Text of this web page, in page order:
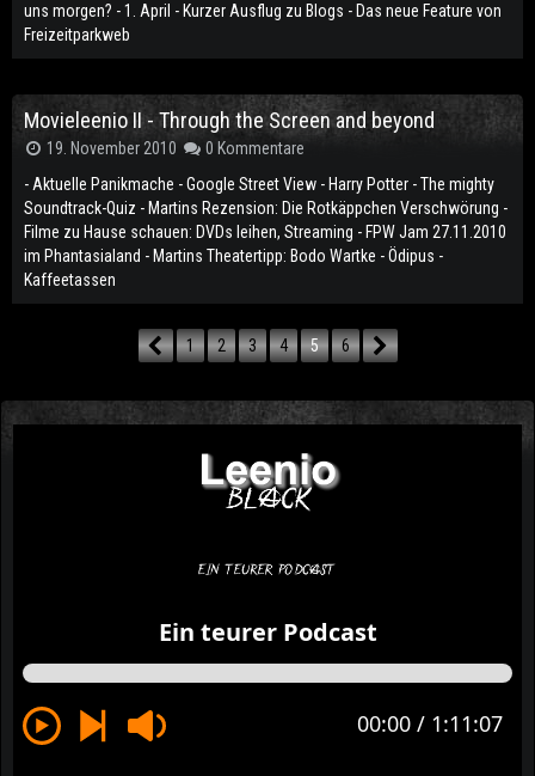
uns morgen? - 1. April - Kurzer Ausflug zu Blogs - Das neue Feature von
Freizeitparkweb
Movieleenio II - Through the Screen and beyond
19. November 2010
0 Kommentare
- Aktuelle Panikmache - Google Street View - Harry Potter - The mighty
Soundtrack-Quiz - Martins Rezension: Die Rotkäppchen Verschwörung -
Filme zu Hause schauen: DVDs leihen, Streaming - FPW Jam 27.11.2010
im Phantasialand - Martins Theatertipp: Bodo Wartke - Ödipus -
Kaffeetassen
1 2 3 4 5 6